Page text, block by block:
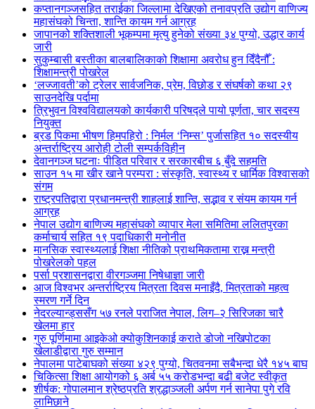
कप्तानगञ्जसहित तराईका जिल्लामा देखिएको तनावप्रति उद्योग वाणिज्य
महासंघको चिन्ता, शान्ति कायम गर्न आग्रह
जापानको शक्तिशाली भूकम्पमा मृत्यु हुनेको संख्या ३४ पुग्यो, उद्धार कार्य
जारी
सुकुम्बासी बस्तीका बालबालिकाको शिक्षामा अवरोध हुन दिँदैनौँ :
शिक्षामन्त्री पोखरेल
‘लज्जावती’को ट्रेलर सार्वजनिक, प्रेम, विछोड र संघर्षको कथा २९
साउनदेखि पर्दामा
त्रिभुवन विश्वविद्यालयको कार्यकारी परिषद्ले पायो पूर्णता, चार सदस्य
नियुक्त
ब्रड पिकमा भीषण हिमपहिरो : निर्मल ‘निम्स’ पुर्जासहित १० सदस्यीय
अन्तर्राष्ट्रिय आरोही टोली सम्पर्कविहीन
देवानगञ्ज घटनाः पीडित परिवार र सरकारबीच ६ बुँदे सहमति
साउन १५ मा खीर खाने परम्परा : संस्कृति, स्वास्थ्य र धार्मिक विश्वासको
संगम
राष्ट्रपतिद्वारा प्रधानमन्त्री शाहलाई शान्ति, सद्भाव र संयम कायम गर्न
आग्रह
नेपाल उद्योग बाणिज्य महासंघको व्यापार मेला समितिमा ललितपुरका
कर्माचार्य सहित १९ पदाधिकारी मनोनीत
मानसिक स्वास्थ्यलाई शिक्षा नीतिको प्राथमिकतामा राख्न मन्त्री
पोखरेलको पहल
पर्सा प्रशासनद्वारा वीरगञ्जमा निषेधाज्ञा जारी
आज विश्वभर अन्तर्राष्ट्रिय मित्रता दिवस मनाइँदै, मित्रताको महत्व
स्मरण गर्ने दिन
नेदरल्यान्ड्ससँग ५७ रनले पराजित नेपाल, लिग–२ सिरिजका चारै
खेलमा हार
गुरु पूर्णिमामा आइकेओ क्योकुशिनकाई कराते डोजो नखिपोटका
खेलाडीद्वारा गुरु सम्मान
नेपालमा पाटेबाघको संख्या ४२९ पुग्यो, चितवनमा सबैभन्दा धेरै १४५ बाघ
चिकित्सा शिक्षा आयोगको ६ अर्ब ५५ करोडभन्दा बढी बजेट स्वीकृत
शीर्षक: गोपालमान श्रेष्ठप्रति श्रद्धाञ्जली अर्पण गर्न सानेपा पुगे रवि
लामिछाने